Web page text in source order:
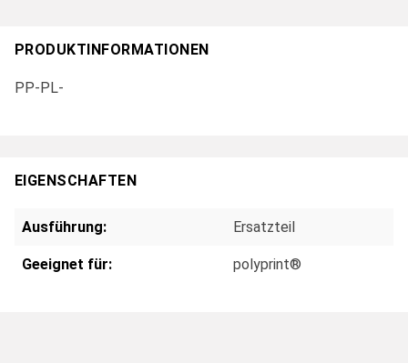
PRODUKTINFORMATIONEN
PP-PL-
EIGENSCHAFTEN
Ausführung: Ersatzteil
Geeignet für: polyprint®